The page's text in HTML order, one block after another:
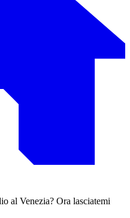
al Venezia? Ora lasciatemi